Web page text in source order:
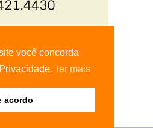
você concorda
ler mais
acordo